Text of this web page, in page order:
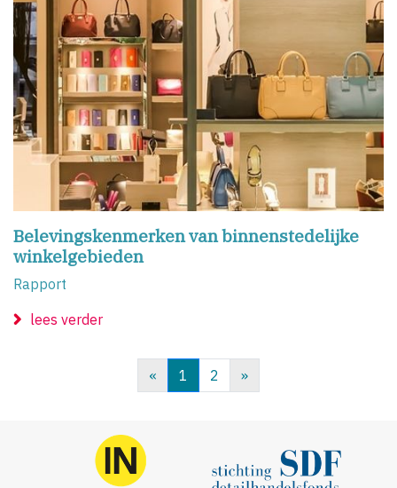
Belevingskenmerken van binnenstedelijke
winkelgebieden
Rapport
lees verder
« 1 2 »